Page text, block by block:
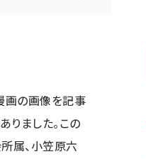
画の画像を記事
りました。この
属、小笠原六